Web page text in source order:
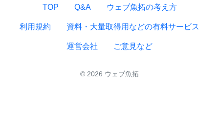
TOP Q&A ウェブ魚拓の考え方
利用規約 資料・大量取得用などの有料サービス
運営会社 ご意見など
© 2026 ウェブ魚拓